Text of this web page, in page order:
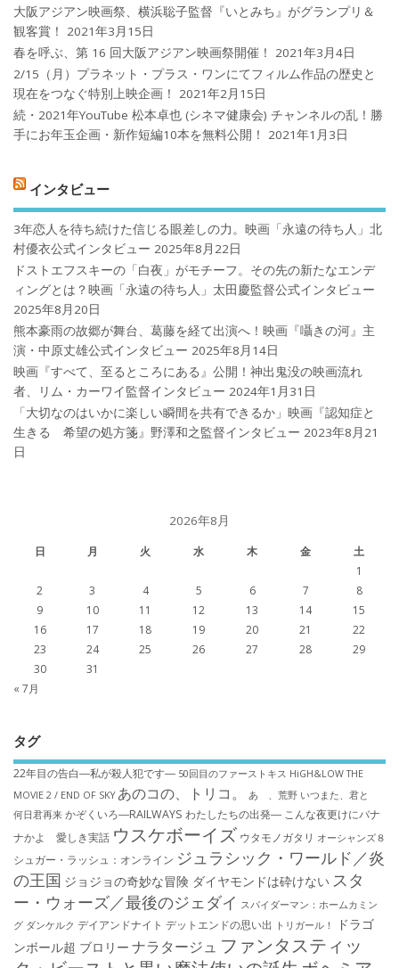
大阪アジアン映画祭、横浜聡子監督『いとみち』がグランプリ＆
観客賞！
2021年3月15日
春を呼ぶ、第 16 回大阪アジアン映画祭開催！
2021年3月4日
2/15（月）プラネット・プラス・ワンにてフィルム作品の歴史と
現在をつなぐ特別上映企画！
2021年2月15日
続・2021年YouTube 松本卓也 (シネマ健康会) チャンネルの乱！勝
手にお年玉企画・新作短編10本を無料公開！
2021年1月3日
インタビュー
3年恋人を待ち続けた信じる眼差しの力。映画「永遠の待ち人」北
村優衣公式インタビュー 2025年8月22日
ドストエフスキーの「白夜」がモチーフ。その先の新たなエンデ
ィングとは？映画「永遠の待ち人」太田慶監督公式インタビュー
2025年8月20日
熊本豪雨の故郷が舞台、葛藤を経て出演へ！映画『囁きの河』主
演・中原丈雄公式インタビュー 2025年8月14日
映画『すべて、至るところにある』公開！神出鬼没の映画流れ
者、リム・カーワイ監督インタビュー 2024年1月31日
「大切なのはいかに楽しい瞬間を共有できるか」映画『認知症と
生きる 希望の処方箋』野澤和之監督インタビュー 2023年8月21
日
2026年8月
日 月 火 水 木 金
土
1
2
3 4 5 6 7
8
9
10 11 12 13 14
15
16
17 18 19 20 21
22
23
24 25 26 27 28
29
30
31
« 7月
タグ
22年目の告白―私が殺人犯です― 50回目のファーストキス HiGH&LOW THE
MOVIE 2 / END OF SKY あのコの、トリコ。 あゝ、荒野 いつまた、君と
何日君再来 かぞくいろ―RAILWAYS わたしたちの出発― こんな夜更けにバナ
ナかよ 愛しき実話 ウスケボーイズ ウタモノガタリ オーシャンズ８
シュガー・ラッシュ：オ​ンライン ジュラシック・ワールド／炎
の王国 ジョジョの奇妙な冒険 ダイヤモンドは砕けない スタ
ー・ウォーズ／最後のジェダイ スパイダーマン：ホームカミン
グ ダンケルク デイアンドナイト デットエンドの思い出 トリガール！
ドラゴ
ンボール超 ブロリー ナラタージュ ファンタスティッ